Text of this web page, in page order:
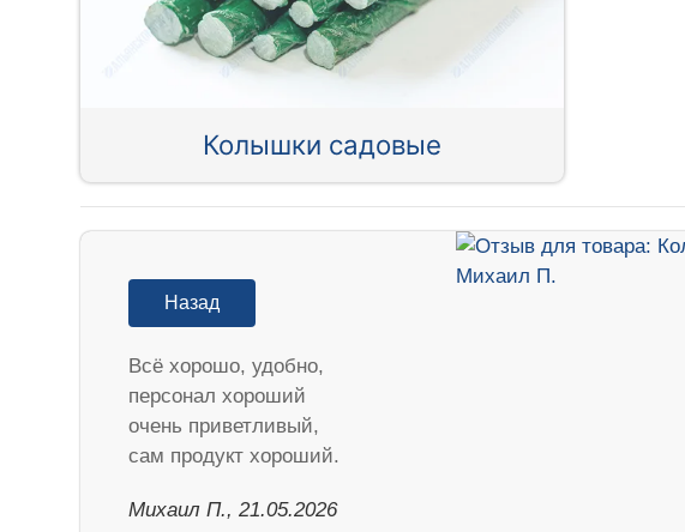
Колышки садовые
Назад
Всё хорошо, удобно,
персонал хороший
очень приветливый,
сам продукт хороший.
Михаил П., 21.05.2026